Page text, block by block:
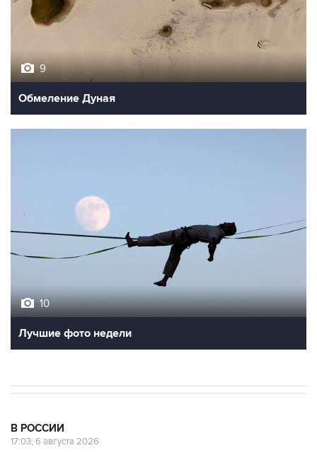
9
Обмеление Дуная
10
Лучшие фото недели
В РОССИИ
17:03, 6 августа 2026